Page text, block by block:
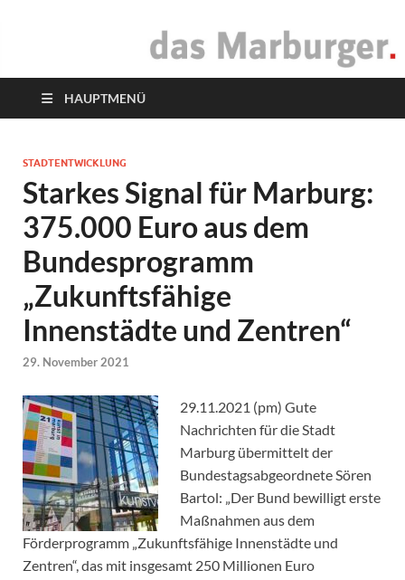
das Marburger.
HAUPTMENÜ
STADTENTWICKLUNG
Starkes Signal für Marburg:
375.000 Euro aus dem
Bundesprogramm
„Zukunftsfähige
Innenstädte und Zentren“
29. November 2021
29.11.2021 (pm) Gute
Nachrichten für die Stadt
Marburg übermittelt der
Bundestagsabgeordnete Sören
Bartol: „Der Bund bewilligt erste
Maßnahmen aus dem
Förderprogramm „Zukunftsfähige Innenstädte und
Zentren“, das mit insgesamt 250 Millionen Euro